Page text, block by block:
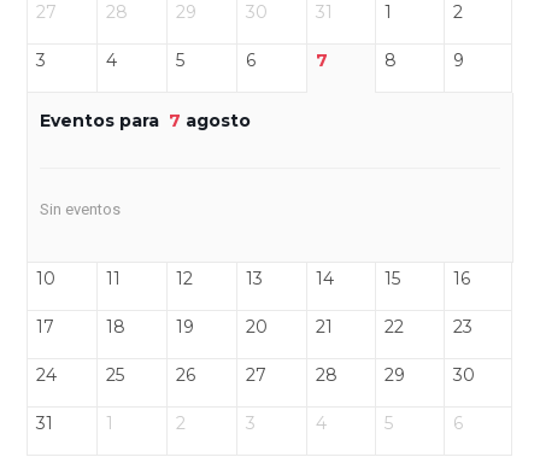
27 28 29 30 31 1 2
3 4 5 6 7 8 9
Eventos para 7 agosto
Sin eventos
10 11 12 13 14 15 16
17 18 19 20 21 22 23
24 25 26 27 28 29 30
31 1 2 3 4 5 6